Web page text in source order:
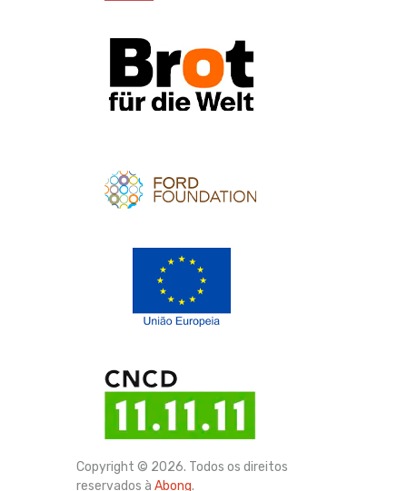
Copyright © 2026. Todos os direitos
reservados à Abong.